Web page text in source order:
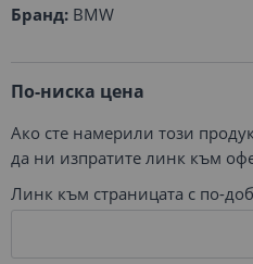
Бранд: BMW
По-ниска цена
Ако сте намерили този
да ни изпратите линк към
Линк към страницата с по-